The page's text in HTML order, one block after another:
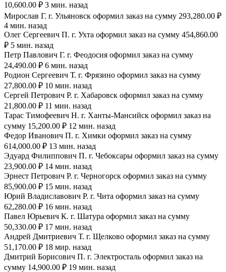
10,600.00 ₽ 3 мин. назад
Мирослав Г. г. Ульяновск оформил заказ на сумму 293,280.00 ₽
4 мин. назад
Олег Сергеевич П. г. Ухта оформил заказ на сумму 454,860.00
₽ 5 мин. назад
Петр Павлович Г. г. Феодосия оформил заказ на сумму
24,490.00 ₽ 6 мин. назад
Родион Сергеевич Т. г. Фрязино оформил заказ на сумму
27,800.00 ₽ 10 мин. назад
Сергей Петрович Р. г. Хабаровск оформил заказ на сумму
21,800.00 ₽ 11 мин. назад
Тарас Тимофеевич Н. г. Ханты-Мансийск оформил заказ на
сумму 15,200.00 ₽ 12 мин. назад
Федор Иванович П. г. Химки оформил заказ на сумму
614,000.00 ₽ 13 мин. назад
Эдуард Филиппович П. г. Чебоксары оформил заказ на сумму
23,900.00 ₽ 14 мин. назад
Эрнест Петрович Р. г. Черногорск оформил заказ на сумму
85,900.00 ₽ 15 мин. назад
Юрий Владиславович Р. г. Чита оформил заказ на сумму
62,280.00 ₽ 16 мин. назад
Павел Юрьевич К. г. Шатура оформил заказ на сумму
50,330.00 ₽ 17 мин. назад
Андрей Дмитриевич Т. г. Щелково оформил заказ на сумму
51,170.00 ₽ 18 мир. назад
Дмитрий Борисович П. г. Электросталь оформил заказ на
сумму 14,900.00 ₽ 19 мин. назад